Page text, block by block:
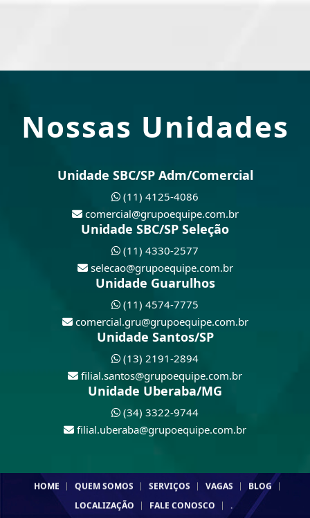
Nossas Unidades
Unidade SBC/SP Adm/Comercial
(11) 4125-4086
comercial@grupoequipe.com.br
Unidade SBC/SP Seleção
(11) 4330-2577
selecao@grupoequipe.com.br
Unidade Guarulhos
(11) 4574-7775
comercial.gru@grupoequipe.com.br
Unidade Santos/SP
(13) 2191-2894
filial.santos@grupoequipe.com.br
Unidade Uberaba/MG
(34) 3322-9744
filial.uberaba@grupoequipe.com.br
HOME QUEM SOMOS SERVIÇOS VAGAS
BLOG
LOCALIZAÇÃO
FALE CONOSCO .